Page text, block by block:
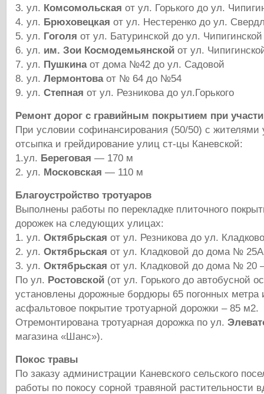
3. ул. Комсомольская от ул. Горького до ул.
4. ул. Брюховецкая от ул. Нестеренко до ул.
5. ул. Гоголя от ул. Батуринской до ул. Чипигинской
6. ул. им. Зои Космодемьянской от ул.
7. ул. Пушкинаот дома №42 до ул. Садовой
8. ул. Лермонтоваот № 64 до №54
9. ул. Степная от ул. Резникова до ул.Горького
Ремонт дорог с гравийным покрытием при
При условии софинансирования (50/50) с жителями
отсыпка и грейдирование улиц ст-цы Каневской:
1.ул. Береговая — 170 м
2. ул. Московская — 110 м
Благоустройство тротуаров
Выполнены работы по перекладке плиточного
дорожек на следующих улицах:
1. ул. Октябрьская от ул. Резникова до ул.
2. ул. Октябрьская от ул. Кладковой до дома №
3. ул. Октябрьская от ул. Кладковой до дома № 20
По ул. Ростовской (от ул. Горького до автобусной
установлены дорожные бордюры 65 погонных метра
асфальтовое покрытие тротуарной дорожки – 85 м2.
Отремонтирована тротуарная дорожка по ул.
магазина «Шанс»).
Покос травы
По заказу администрации Каневского сельского
работы по покосу сорной травяной растительности